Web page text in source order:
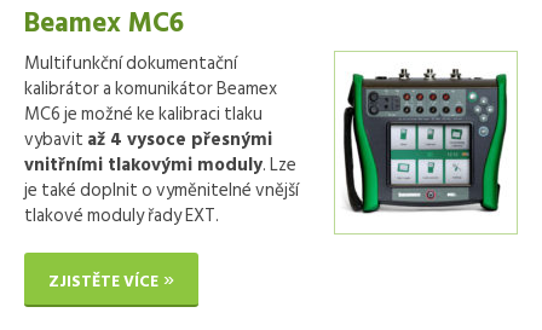
Beamex MC6
Multifunkční dokumentační
kalibrátor a komunikátor Beamex
MC6 je možné ke kalibraci tlaku
vybavit až 4 vysoce přesnými
vnitřními tlakovými moduly. Lze
je také doplnit o vyměnitelné vnější
tlakové moduly řady EXT.
ZJISTĚTE VÍCE